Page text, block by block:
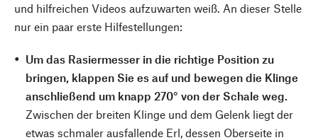
und hilfreichen Videos aufzuwarten weiß. An dieser Stelle
nur ein paar erste Hilfestellungen:
Um das Rasiermesser in die richtige Position zu
bringen, klappen Sie es auf und bewegen die Klinge
anschließend um knapp 270° von der Schale weg.
Zwischen der breiten Klinge und dem Gelenk liegt der
etwas schmaler ausfallende Erl, dessen Oberseite in